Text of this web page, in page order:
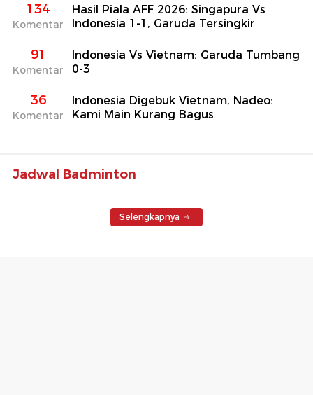
134
Komentar
Hasil Piala AFF 2026: Singapura Vs
Indonesia 1-1, Garuda Tersingkir
91
Komentar
Indonesia Vs Vietnam: Garuda Tumbang
0-3
36
Komentar
Indonesia Digebuk Vietnam, Nadeo:
Kami Main Kurang Bagus
Jadwal Badminton
Selengkapnya